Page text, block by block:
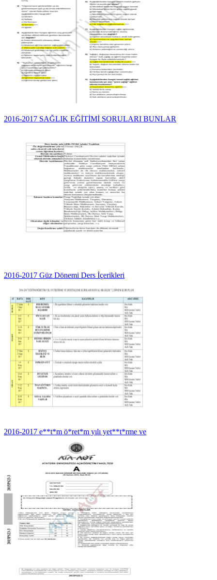
2016-2017 SAĞLIK EĞİTİMİ SORULARI BUNLAR
2016-2017 Güz Dönemi Ders İçerikleri
2016-2017 e**t*m ö*ret*m yılı yet**t*rme ve